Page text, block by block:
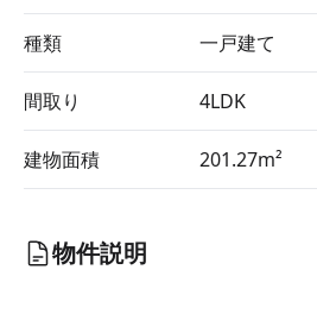
種類 一戸建て
間取り 4LDK
建物面積 201.27m²
物件説明